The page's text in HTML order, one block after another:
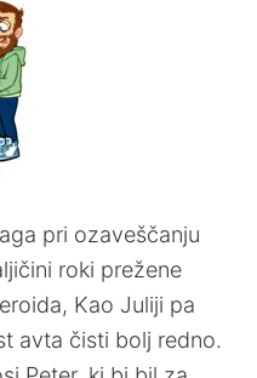
pri ozaveščanju
roki prežene
Kao Juliji pa
avta čisti bolj redno.